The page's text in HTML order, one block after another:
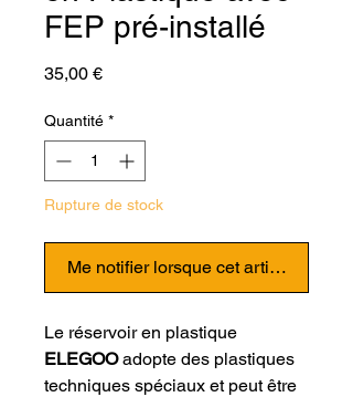
FEP pré-installé
35,00 €Prix
Quantité *
Rupture de stock
Me notifier lorsque cet article est
Le réservoir en plastique
ELEGOOadopte des plastiques
techniques spéciaux et peut être